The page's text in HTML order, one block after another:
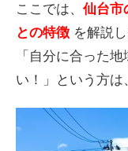
ここでは、 仙台市
との特徴 を解説し
「自分に合った
い！」という方は